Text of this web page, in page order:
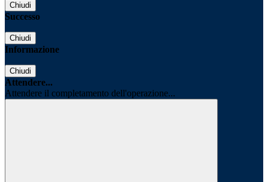
Chiudi
Successo
Chiudi
Informazione
Chiudi
Attendere...
Attendere il completamento dell'operazione...